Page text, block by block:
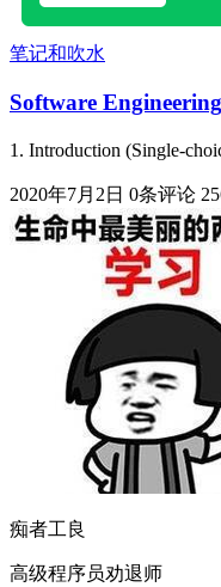
笔记和吹水
Software
1. Introduction (Single-
2020年7月2日 0条评论
痴者工良
高级程序员劝退师